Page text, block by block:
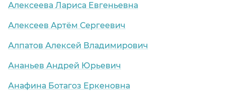
Алексеева Лариса Евгеньевна
Алексеев Артём Сергеевич
Алпатов Алексей Владимирович
Ананьев Андрей Юрьевич
Анафина Ботагоз Еркеновна